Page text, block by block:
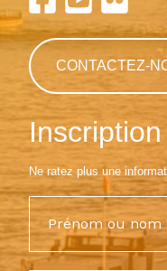
CONTACTEZ-
Ne ratez plus une